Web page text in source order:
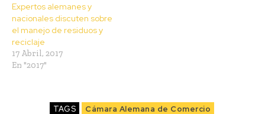
Expertos alemanes y
nacionales discuten sobre
el manejo de residuos y
reciclaje
17 Abril, 2017
En "2017"
TAGS Cámara Alemana de Comercio